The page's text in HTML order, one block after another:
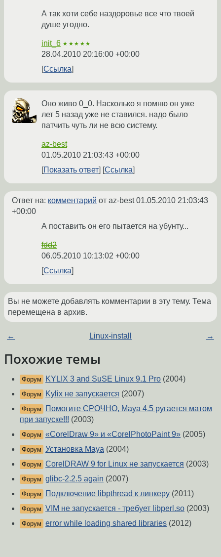
А так хоти себе наздоровье все что твоей
душе угодно.
init_6 ★★★★★
28.04.2010 20:16:00 +00:00
Ссылка
Оно живо 0_0. Насколько я помню он уже
лет 5 назад уже не ставился. надо было
патчить чуть ли не всю систему.
az-best
01.05.2010 21:03:43 +00:00
Показать ответ
Ссылка
Ответ на: комментарий от az-best01.05.2010 21:03:43
+00:00
А поставить он его пытается на убунту...
fdd2
06.05.2010 10:13:02 +00:00
Ссылка
Вы не можете добавлять комментарии в эту тему. Тема
перемещена в архив.
← Linux-install →
Похожие темы
Форум KYLIX 3 and SuSE Linux 9.1 Pro (2004)
Форум Kylix не запускается (2007)
Форум
Помогите СРОЧНО, Maya 4.5 ругается матом
при запуске!!! (2003)
Форум «CorelDraw 9» и «CorelPhotoPaint 9» (2005)
Форум Установка Maya (2004)
Форум CorelDRAW 9 for Linux не запускается (2003)
Форум glibc-2.2.5 again (2007)
Форум Подключение libpthread к линкеру (2011)
Форум VIM не запускается - требует libperl.so (2003)
Форум error while loading shared libraries (2012)